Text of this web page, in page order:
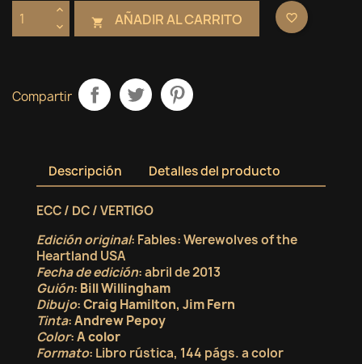
 AÑADIR AL CARRITO favorite_border
Compartir
Descripción Detalles del producto
ECC / DC / VERTIGO
Edición original: Fables: Werewolves of the
Heartland USA
Fecha de edición: abril de 2013
Guión: Bill Willingham
Dibujo:Craig Hamilton, Jim Fern
Tinta:Andrew Pepoy
Color:A color
Formato: Libro rústica, 144 págs. a color